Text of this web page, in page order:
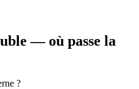
— où passe la
?